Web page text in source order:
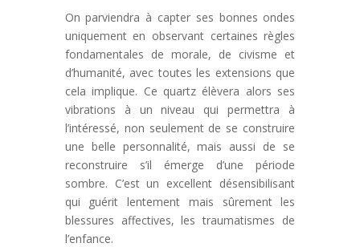
On parviendra à capter ses bonnes ondes
uniquement en observant certaines règles
fondamentales de morale, de civisme et
d’humanité, avec toutes les extensions que
cela implique. Ce quartz élèvera alors ses
vibrations à un niveau qui permettra à
l’intéressé, non seulement de se construire
une belle personnalité, mais aussi de se
reconstruire s’il émerge d’une période
sombre. C’est un excellent désensibilisant
qui guérit lentement mais sûrement les
blessures affectives, les traumatismes de
l’enfance.